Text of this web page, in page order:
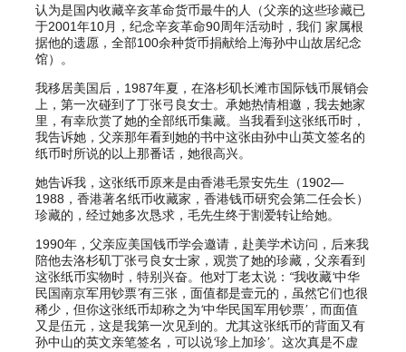
认为是国内收藏辛亥革命货币最牛的人（父亲的这些珍藏已
于2001年10月，纪念辛亥革命90周年活动时，我们 家属根
据他的遗愿，全部100余种货币捐献给上海孙中山故居纪念
馆）。
我移居美国后，1987年夏，在洛杉矶长滩市国际钱币展销会
上，第一次碰到了丁张弓良女士。承她热情相邀，我去她家
里，有幸欣赏了她的全部纸币集藏。当我看到这张纸币时，
我告诉她，父亲那年看到她的书中这张由孙中山英文签名的
纸币时所说的以上那番话，她很高兴。
她告诉我，这张纸币原来是由香港毛景安先生（1902—
1988，香港著名纸币收藏家，香港钱币研究会第二任会长）
珍藏的，经过她多次恳求，毛先生终于割爱转让给她。
1990年，父亲应美国钱币学会邀请，赴美学术访问，后来我
陪他去洛杉矶丁张弓良女士家，观赏了她的珍藏，父亲看到
这张纸币实物时，特别兴奋。他对丁老太说： “我收藏‘中华
民国南京军用钞票’有三张，面值都是壹元的，虽然它们也很
稀少，但你这张纸币却称之为‘中华民国军用钞票’，而面值
又是伍元，这是我第一次见到的。尤其这张纸币的背面又有
孙中山的英文亲笔签名，可以说‘珍上加珍’。这次真是不虚